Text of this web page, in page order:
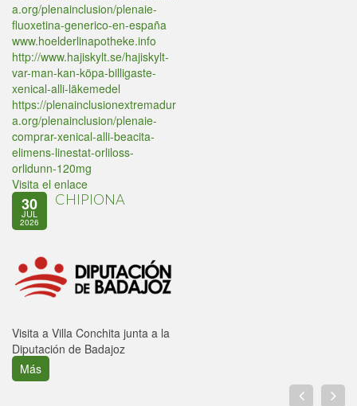
a.org/plenainclusion/plenaie-
fluoxetina-generico-en-españa
www.hoelderlinapotheke.info
http://www.hajiskylt.se/hajiskylt-
var-man-kan-köpa-billigaste-
xenical-alli-läkemedel
https://plenainclusionextremadur
a.org/plenainclusion/plenaie-
comprar-xenical-alli-beacita-
elimens-linestat-orliloss-
orlidunn-120mg
Visita el enlace
30
JUL
2026
CHIPIONA
Visita a Villa Conchita junta a la
Diputación de Badajoz
Más